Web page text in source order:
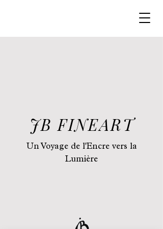
JB FINEART
Un Voyage de l'Encre vers la
Lumière